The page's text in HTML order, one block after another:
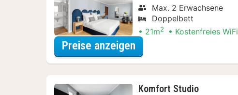
Max. 2 Erwachsene
Doppelbett
21m2 Kostenfreies WiFi
Preise anzeigen
Komfort Studio